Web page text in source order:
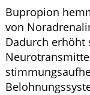
Bupropion
von
Dadurch erhöht